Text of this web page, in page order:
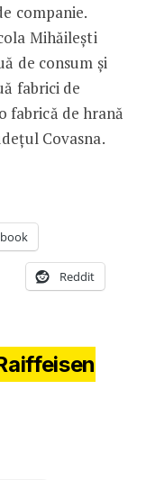
companie.
Mihăilești
de consum și
fabrici de
fabrică de hrană
Covasna.
Reddit